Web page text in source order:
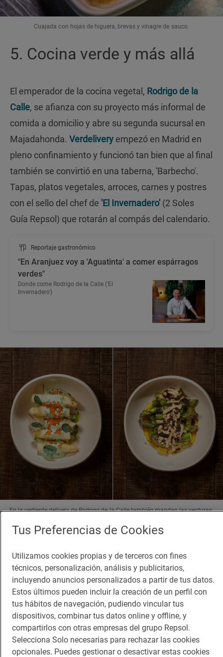
Cuajada con hojas de higuera, brevas y vinagre de sauco.
5. Cocina verde y más allá
El emperador de la cocina vegetal, Rodrigo de la
Calle, se afianza con su proyecto más informal de
comida a domicilio y abre su segunda sucursal en
Majadahonda. Verdelivery empezó en Madrid en
pleno confinamiento y funcionó tan bien que al final
también se convirtió en una taberna, 'Barbecho'.
Tapas, platos vegetales, arroces, carnes y postres
con el sello del chef de 'El Invernadero' (2 Soles
Guía Repsol) que rotarán al compás del calendario.
Reportaje gastronómico
"En Aranjuez voy a 'Aguatinta' a comer espárragos
verdes"
Donde come Rodrigo de la Calle ('El
Invernadero')
En la vertiente delivery de Rodrigo de la Calle también mandan las verduras.
Majadahonda esperan ampliar más allá de
Pozuelo, Boadilla del Monte y demás poblaciones.
No hay pedido mínimo. Funcionan a través de
Deliveroo. Los envases son biodegradables e
incluso los cubiertos y las servilletas están
elaborados con maíz. Para beber, vinos, cervezas,
Tus Preferencias de Cookies
Utilizamos cookies propias y de terceros con fines
técnicos, personalización, análisis y publicitarios,
incluyendo anuncios personalizados a partir de tus datos.
Estos últimos pueden incluir la creación de un perfil con
tus hábitos de navegación, pudiendo vincular tus
dispositivos, combinar tus datos online y offline, y
compartirlos con otras empresas del grupo Repsol.
Selecciona Solo necesarias para rechazar las cookies
opcionales. Puedes gestionar o desactivar estas cookies